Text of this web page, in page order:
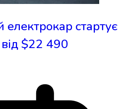
електрокар стартує
$22 490